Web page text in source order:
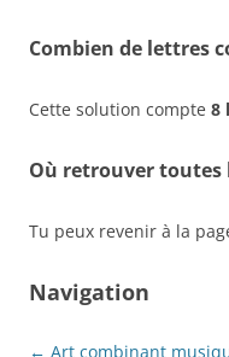
Combien de lettres
Cette solution compte 8
Où retrouver toutes
Tu peux revenir à la
Navigation
← Art combinant